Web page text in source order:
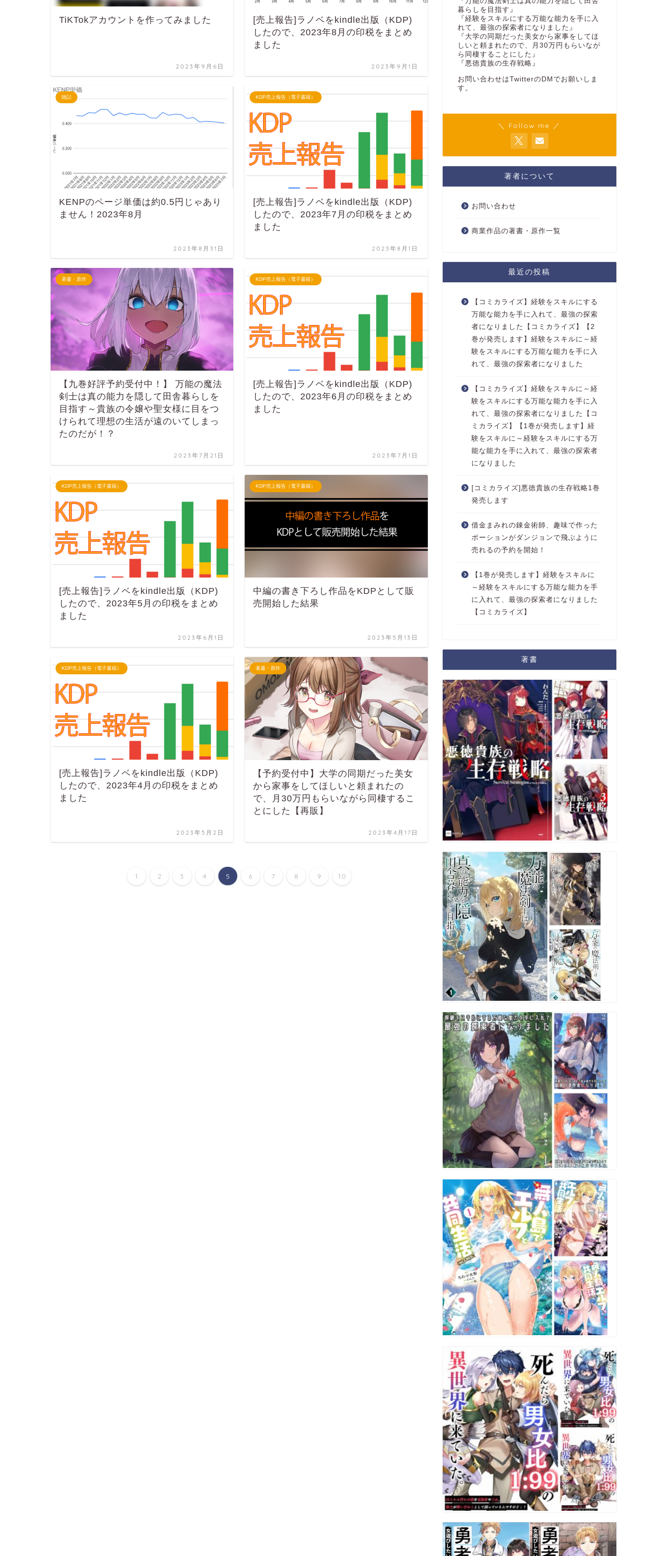
TiKTokアカウントを作ってみました
2023年9月6日
[売上報告]ラノベをkindle出版（KDP)
したので、2023年8月の印税をまとめ
ました
2023年9月1日
雑記
KENPのページ単価は約0.5円じゃあり
ません！2023年8月
2023年8月31日
KDP売上報告（電子書籍）
[売上報告]ラノベをkindle出版（KDP)
したので、2023年7月の印税をまとめ
ました
2023年8月1日
著書・原作
【九巻好評予約受付中！】 万能の魔法
剣士は真の能力を隠して田舎暮らしを
目指す～貴族の令嬢や聖女様に目をつ
けられて理想の生活が遠のいてしまっ
たのだが！？
2023年7月21日
KDP売上報告（電子書籍）
[売上報告]ラノベをkindle出版（KDP)
したので、2023年6月の印税をまとめ
ました
2023年7月1日
KDP売上報告（電子書籍）
[売上報告]ラノベをkindle出版（KDP)
したので、2023年5月の印税をまとめ
ました
2023年6月1日
KDP売上報告（電子書籍）
中編の書き下ろし作品をKDPとして販
売開始した結果
2023年5月13日
KDP売上報告（電子書籍）
[売上報告]ラノベをkindle出版（KDP)
したので、2023年4月の印税をまとめ
ました
2023年5月2日
著書・原作
【予約受付中】大学の同期だった美女
から家事をしてほしいと頼まれたの
で、月30万円もらいながら同棲するこ
とにした【再販】
2023年4月17日
1 2 3 4 5 6 7 8 9 10
暮らしを目指す』
『経験をスキルにする万能な能力を手に入
れて、最強の探索者になりました』
『大学の同期だった美女から家事をしてほ
しいと頼まれたので、月30万円もらいなが
ら同棲することにした』
『悪徳貴族の生存戦略』
お問い合わせはTwitterのDMでお願いしま
す。
＼ Follow me ／
著者について
お問い合わせ
商業作品の著書・原作一覧
最近の投稿
【コミカライズ】経験をスキルにする
万能な能力を手に入れて、最強の探索
者になりました【コミカライズ】【2
巻が発売します】経験をスキルに～経
験をスキルにする万能な能力を手に入
れて、最強の探索者になりました
【コミカライズ】経験をスキルに～経
験をスキルにする万能な能力を手に入
れて、最強の探索者になりました【コ
ミカライズ】【1巻が発売します】経
験をスキルに～経験をスキルにする万
能な能力を手に入れて、最強の探索者
になりました
[コミカライズ]悪徳貴族の生存戦略1巻
発売します
借金まみれの錬金術師、趣味で作った
ポーションがダンジョンで飛ぶように
売れるの予約を開始！
【1巻が発売します】経験をスキルに
～経験をスキルにする万能な能力を手
に入れて、最強の探索者になりました
【コミカライズ】
著書